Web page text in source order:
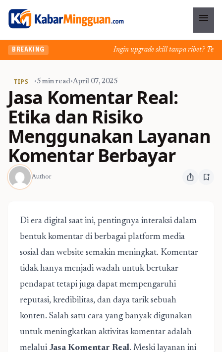
menu
BREAKING Ingin upgrade skill tanpa ribet?
TIPS •5 min read•April 07, 2025
Jasa Komentar Real:
Etika dan Risiko
Menggunakan Layanan
Komentar Berbayar
Author ios_share bookmark_add
Di era digital saat ini, pentingnya interaksi dalam
bentuk komentar di berbagai platform media
sosial dan website semakin meningkat. Komentar
tidak hanya menjadi wadah untuk bertukar
pendapat tetapi juga dapat mempengaruhi
reputasi, kredibilitas, dan daya tarik sebuah
konten. Salah satu cara yang banyak digunakan
untuk meningkatkan aktivitas komentar adalah
melalui Jasa Komentar Real. Meski layanan ini